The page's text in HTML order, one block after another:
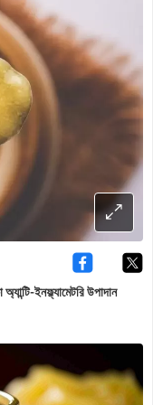
ইনফ্ল্যামেটরি উপাদান